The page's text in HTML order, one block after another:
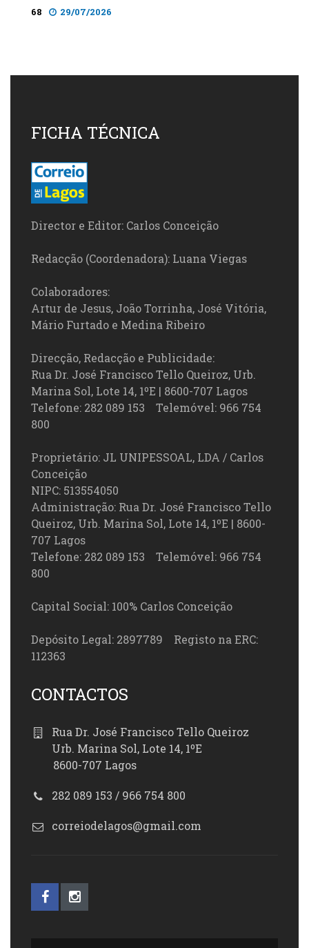
68 29/07/2026
FICHA TÉCNICA
Director e Editor: Carlos Conceição
Redacção (Coordenadora): Luana Viegas
Colaboradores:
Artur de Jesus, João Torrinha, José Vitória,
Mário Furtado e Medina Ribeiro
Direcção, Redacção e Publicidade:
Rua Dr. José Francisco Tello Queiroz, Urb.
Marina Sol, Lote 14, 1ºE | 8600-707 Lagos
Telefone: 282 089 153 Telemóvel: 966 754
800
Proprietário: JL UNIPESSOAL, LDA / Carlos
Conceição
NIPC: 513554050
Administração: Rua Dr. José Francisco Tello
Queiroz, Urb. Marina Sol, Lote 14, 1ºE | 8600-
707 Lagos
Telefone: 282 089 153 Telemóvel: 966 754
800
Capital Social: 100% Carlos Conceição
Depósito Legal: 2897789 Registo na ERC:
112363
CONTACTOS
Rua Dr. José Francisco Tello Queiroz
Urb. Marina Sol, Lote 14, 1ºE
8600-707 Lagos
282 089 153 / 966 754 800
correiodelagos@gmail.com